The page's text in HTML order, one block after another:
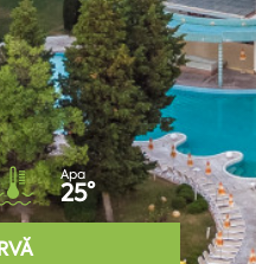
Apa
25°